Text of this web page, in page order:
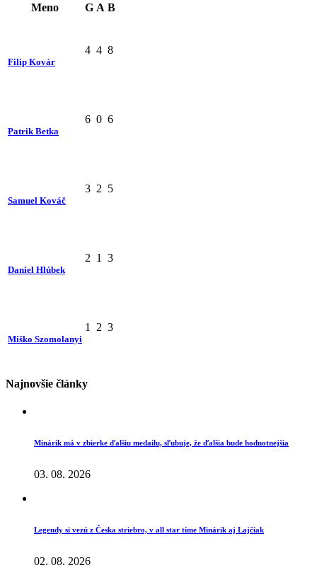
Meno G A B
Filip Kovár
4 4 8
Patrik Betka
6 0 6
Samuel Kováč
3 2 5
Daniel Hlúbek
2 1 3
Miško Szomolanyi
1 2 3
Najnovšie články
Minárik má v zbierke ďalšiu medailu, sľubuje, že ďalšia bude hodnotnejšia
03. 08. 2026
Legendy si vezú z Česka striebro, v all star tíme Minárik aj Lajčiak
02. 08. 2026